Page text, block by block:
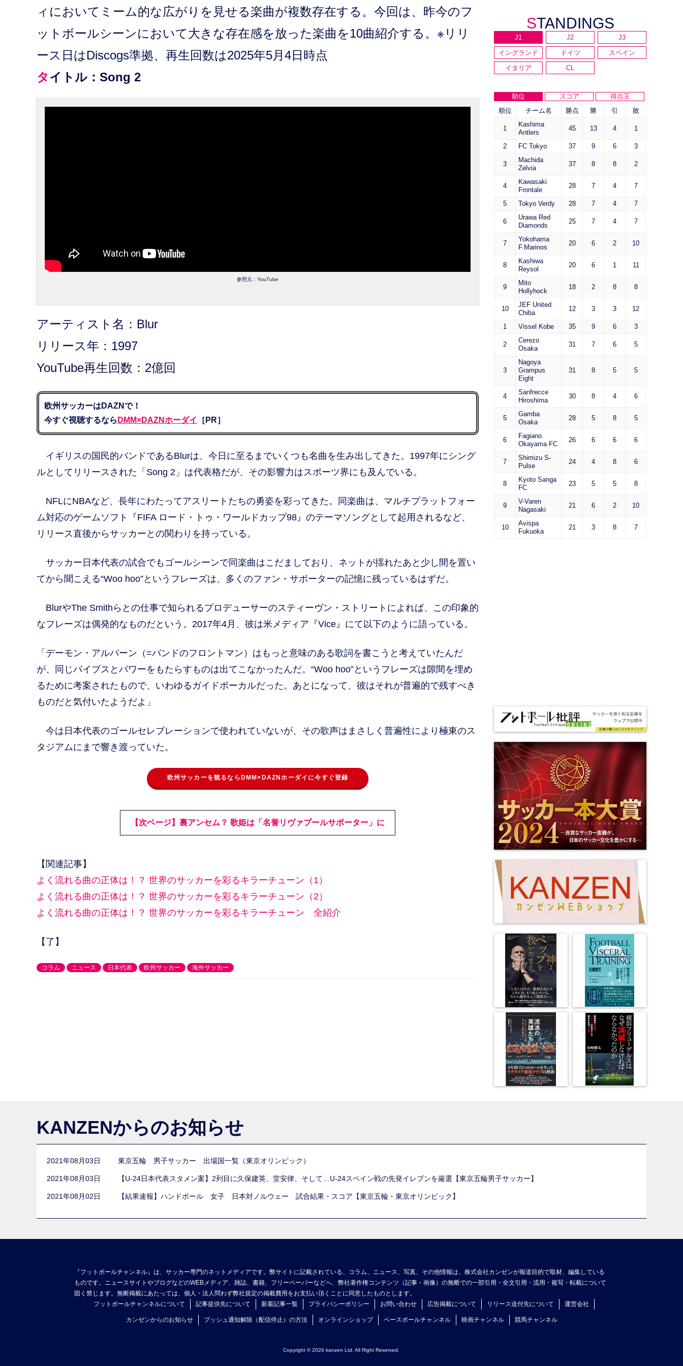
ィにおいてミーム的な広がりを見せる楽曲が複数存在する。今回は、昨今のフ
ットボールシーンにおいて大きな存在感を放った楽曲を10曲紹介する。※リリ
ース日はDiscogs準拠、再生回数は2025年5月4日時点
タイトル：Song 2
参照元：YouTube
アーティスト名：Blur
リリース年：1997
YouTube再生回数：2億回
欧州サッカーはDAZNで！
今すぐ視聴するなら DMM×DAZNホーダイ ［PR］
イギリスの国民的バンドであるBlurは、今日に至るまでいくつも名曲を生み出してきた。1997年にシング
ルとしてリリースされた「Song 2」は代表格だが、その影響力はスポーツ界にも及んでいる。
NFLにNBAなど、長年にわたってアスリートたちの勇姿を彩ってきた。同楽曲は、マルチプラットフォー
ム対応のゲームソフト『FIFA ロード・トゥ・ワールドカップ98』のテーマソングとして起用されるなど、
リリース直後からサッカーとの関わりを持っている。
サッカー日本代表の試合でもゴールシーンで同楽曲はこだましており、ネットが揺れたあと少し間を置い
てから聞こえる“Woo hoo”というフレーズは、多くのファン・サポーターの記憶に残っているはずだ。
BlurやThe Smithらとの仕事で知られるプロデューサーのスティーヴン・ストリートによれば、この印象的
なフレーズは偶発的なものだという。2017年4月、彼は米メディア『Vice』にて以下のように語っている。
「デーモン・アルバーン（=バンドのフロントマン）はもっと意味のある歌詞を書こうと考えていたんだ
が、同じバイブスとパワーをもたらすものは出てこなかったんだ。“Woo hoo”というフレーズは隙間を埋め
るために考案されたもので、いわゆるガイドボーカルだった。あとになって、彼はそれが普遍的で残すべき
ものだと気付いたようだよ」
今は日本代表のゴールセレブレーションで使われていないが、その歌声はまさしく普遍性により極東のス
タジアムにまで響き渡っていた。
欧州サッカーを観るならDMM×DAZNホーダイに今すぐ登録
【次ページ】裏アンセム？ 歌姫は「名誉リヴァプールサポーター」に
【関連記事】
よく流れる曲の正体は！？ 世界のサッカーを彩るキラーチューン（1）
よく流れる曲の正体は！？ 世界のサッカーを彩るキラーチューン（2）
よく流れる曲の正体は！？ 世界のサッカーを彩るキラーチューン 全紹介
【了】
コラム ニュース 日本代表 欧州サッカー 海外サッカー
STANDINGS
J1 J2
J3
イングランド
ドイツ
スペイン
イタリア
CL
順位 スコア
得点王
順位
チーム名 勝点 勝 引 敗
1
Kashima
Antlers
45 13 4 1
2 FC Tokyo 37 9 6 3
3
Machida
Zelvia
37 8 8 2
4
Kawasaki
Frontale
28 7 4 7
5 Tokyo Verdy 28 7 4 7
6
Urawa Red
Diamonds
25 7 4 7
7
Yokohama
F.Marinos
20 6 2 10
8
Kashiwa
Reysol
20 6 1 11
9
Mito
Hollyhock
18 2 8 8
10
JEF United
Chiba
12 3 3 12
1 Vissel Kobe 35 9 6 3
2
Cerezo
Osaka
31 7 6 5
3
Nagoya
Grampus
Eight
31 8 5 5
4
Sanfrecce
Hiroshima
30 8 4 6
5
Gamba
Osaka
28 5 8 5
6
Fagiano
Okayama FC
26 6 6 6
7
Shimizu S-
Pulse
24 4 8 6
8
Kyoto Sanga
FC
23 5 5 8
9
V-Varen
Nagasaki
21 6 2 10
10
Avispa
Fukuoka
21 3 8 7
KANZENからのお知らせ
2021年08月03日 東京五輪 男子サッカー 出場国一覧（東京オリンピック）
2021年08月03日 【U-24日本代表スタメン案】2列目に久保建英、堂安律、そして…U-24スペイン戦の先発イレブンを厳選【東京五輪男子サッカー】
2021年08月02日 【結果速報】ハンドボール 女子 日本対ノルウェー 試合結果・スコア【東京五輪・東京オリンピック】
『フットボールチャンネル』は、サッカー専門のネットメディアです。弊サイトに記載されている、コラム、ニュース、写真、その他情報は、株式会社カンゼンが報道目的で取材、編集している
ものです。ニュースサイトやブログなどのWEBメディア、雑誌、書籍、フリーペーパーなどへ、弊社著作権コンテンツ（記事・画像）の無断での一部引用・全文引用・流用・複写・転載について
固く禁じます。無断掲載にあたっては、個人・法人問わず弊社規定の掲載費用をお支払い頂くことに同意したものとします。
フットボールチャンネルについて
記事提供先について 新着記事一覧 プライバシーポリシー お問い合わせ 広告掲載について リリース送付先について 運営会社
カンゼンからのお知らせ プッシュ通知解除（配信停止）の方法 オンラインショップ ベースボールチャンネル 映画チャンネル 競馬チャンネル
Copyright © 2026 kanzen Ltd. All Right Reserved.